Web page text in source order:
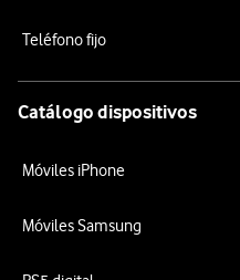
Teléfono fijo
Catálogo dispositivos
Móviles iPhone
Móviles Samsung